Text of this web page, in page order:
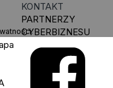
.
KONTAKT
PARTNERZY
CYBERBIZNESU